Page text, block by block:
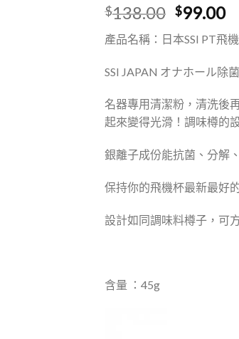
$138.00 原
始
價
格：
$138.00
$99.00目
產品名稱：日本SSI PT飛
SSI JAPAN オナホール除
名器專用清潔粉，清洗後
起來變得光滑！調味樽的
銀離子成份能抗菌、分解
保持你的飛機杯最新最好
設計如同調味料樽子，可
含量 ：45g